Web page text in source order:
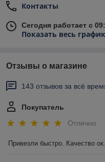
Контакты
Сегодня работает с
Показать весь
Отзывы о магазине
143 отзывов за всё
Покупатель
Отлично
Привезли быстро. Качество ок.